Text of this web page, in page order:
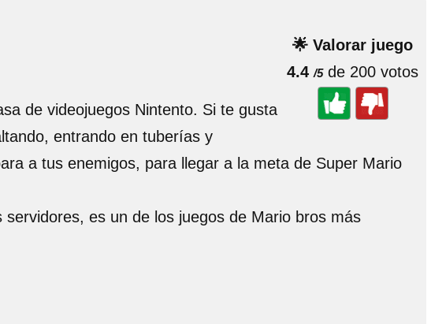
🌟 Valorar juego
4.4 /5de 200 votos
de videojuegos Nintento. Si te gusta
entrando en tuberías y
a tus enemigos, para llegar a la meta de Super Mario
es un de los juegos de Mario bros más